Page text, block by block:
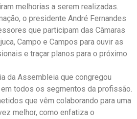
melhorias a serem realizadas.
o presidente André Fernandes
que participam das Câmaras
Campo e Campos para ouvir as
e traçar planos para o próximo
da Assembleia que congregou
todos os segmentos da profissão.
que vêm colaborando para uma
melhor, como enfatiza o